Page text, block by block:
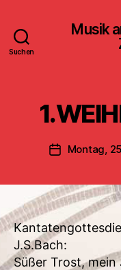
Suchen
Musik
Montag,
J.S.Bach:
Süßer Trost,